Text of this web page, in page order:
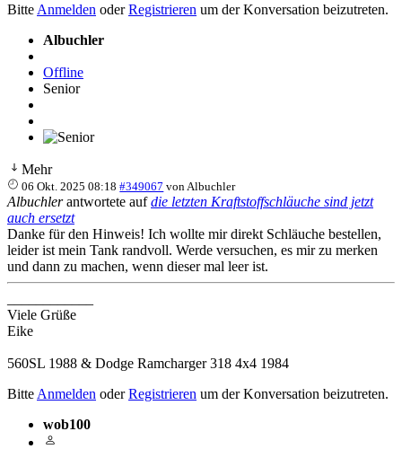
Bitte Anmelden oderRegistrieren um der Konversation beizutreten.
Albuchler
Offline
Senior
Mehr
06 Okt. 2025 08:18 #349067 von Albuchler
Albuchlerantwortete aufdie letzten Kraftstoffschläuche sind jetzt
auch ersetzt
Danke für den Hinweis! Ich wollte mir direkt Schläuche bestellen,
leider ist mein Tank randvoll. Werde versuchen, es mir zu merken
und dann zu machen, wenn dieser mal leer ist.
Viele Grüße
Eike
560SL 1988 & Dodge Ramcharger 318 4x4 1984
Bitte Anmelden oderRegistrieren um der Konversation beizutreten.
wob100